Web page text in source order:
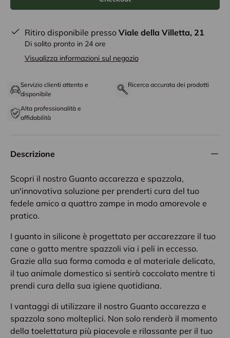
Ritiro disponibile presso Viale della Villetta, 21
Di solito pronto in 24 ore
Visualizza informazioni sul negozio
Servizio clienti attento e
disponibile
Ricerca accurata dei prodotti
Alta professionalità e
affidabilità
Descrizione
Scopri il nostro Guanto accarezza e spazzola,
un'innovativa soluzione per prenderti cura del tuo
fedele amico a quattro zampe in modo amorevole e
pratico.
I guanto in silicone è progettato per accarezzare il tuo
cane o gatto mentre spazzoli via i peli in eccesso.
Grazie alla sua forma comoda e al materiale delicato,
il tuo animale domestico si sentirà coccolato mentre ti
prendi cura della sua igiene quotidiana.
I vantaggi di utilizzare il nostro Guanto accarezza e
spazzola sono molteplici. Non solo renderà il momento
della toelettatura più piacevole e rilassante per il tuo